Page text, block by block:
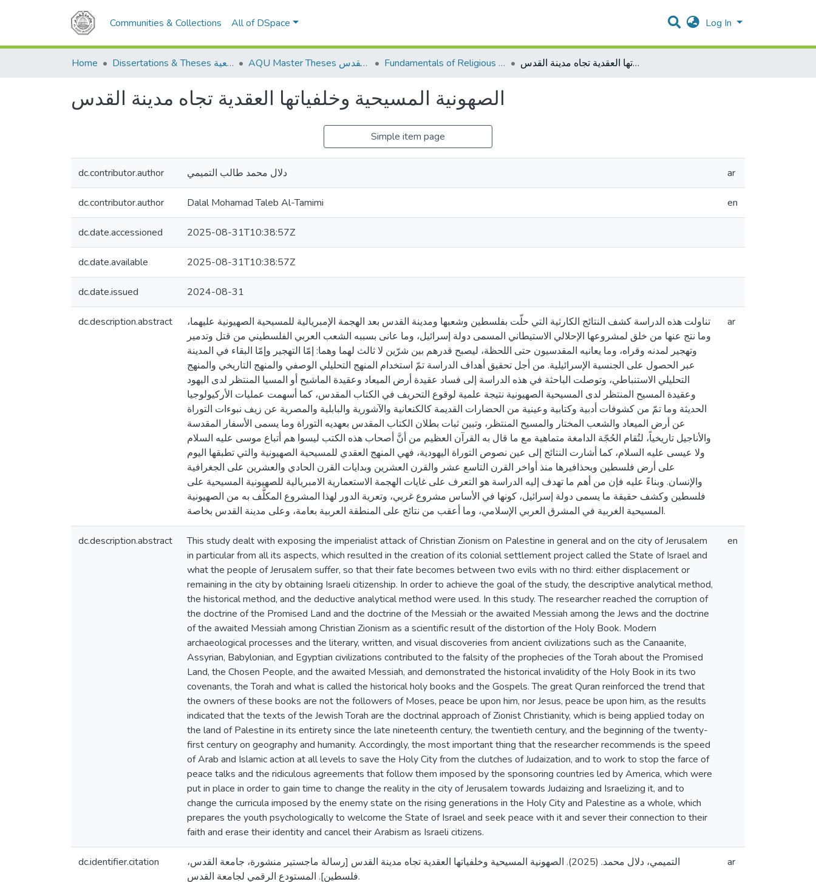
Communities & Collections All of DSpace Log In
Home Dissertations & Theses الرسائل الجامعية AQU Master Theses الرسائل الجامعية الخاصة بجامعة القدس Fundamentals of Religious أصول الدين الصهونية المسيحية وخلفياتها العقدية تجاه مدينة القدس
الصهونية المسيحية وخلفياتها العقدية تجاه مدينة القدس
Simple item page
dc.contributor.author دلال محمد طالب التميمي ar
dc.contributor.author Dalal Mohamad Taleb Al-Tamimi en
dc.date.accessioned 2025-08-31T10:38:57Z
dc.date.available 2025-08-31T10:38:57Z
dc.date.issued 2024-08-31
dc.description.abstract
تناولت هذه الدراسة كشف النتائج الكارثية التي حلّت بفلسطين وشعبها ومدينة القدس بعد الهجمة الإمبريالية للمسيحية الصهيونية عليهما،
وما نتج عنها من خلق لمشروعها الإحلالي الاستيطاني المسمى دولة إسرائيل، وما عانى بسببه الشعب العربي الفلسطيني من قتل وتدمير
وتهجير لمدنه وقراه، وما يعانيه المقدسيون حتى اللحظة، ليصبح قدرهم بين شرّين لا ثالث لهما وهما: إمّا التهجير وإمّا البقاء في المدينة
عبر الحصول على الجنسية الإسرائيلية. من أجل تحقيق أهداف الدراسة تمّ استخدام المنهج التحليلي الوصفي والمنهج التاريخي والمنهج
التحليلي الاستنباطي، وتوصلت الباحثة في هذه الدراسة إلى فساد عقيدة أرض الميعاد وعقيدة الماشيح أو المسيا المنتظر لدى اليهود
وعقيدة المسيح المنتظر لدى المسيحية الصهيونية نتيجة علمية لوقوع التحريف في الكتاب المقدس، كما أسهمت عمليات الأركيولوجيا
الحديثة وما تمّ من كشوفات أدبية وكتابية وعينية من الحضارات القديمة كالكنعانية والآشورية والبابلية والمصرية عن زيف نبوءات التوراة
عن أرض الميعاد والشعب المختار والمسيح المنتظر، وتبين ثبات بطلان الكتاب المقدس بعهديه التوراة وما يسمى الأسفار المقدسة
والأناجيل تاريخياً، لتُقام الحُجّة الدامغة متماهية مع ما قال به القرآن العظيم من أنَّ أصحاب هذه الكتب ليسوا هم أتباع موسى عليه السلام
ولا عيسى عليه السلام، كما أشارت النتائج إلى عين نصوص التوراة اليهودية، فهي المنهج العقدي للمسيحية الصهيونية والتي تطبقها اليوم
على أرض فلسطين وبحذافيرها منذ أواخر القرن التاسع عشر والقرن العشرين وبدايات القرن الحادي والعشرين على الجغرافية
والإنسان. وبناءً عليه فإن من أهم ما تهدف إليه الدراسة هو التعرف على غايات الهجمة الاستعمارية الامبريالية للصهيونية المسيحية على
فلسطين وكشف حقيقة ما يسمى دولة إسرائيل، كونها في الأساس مشروع غربي، وتعرية الدور لهذا المشروع المكلَّف به من الصهيونية
المسيحية الغربية في المشرق العربي الإسلامي، وما أعقب من نتائج على المنطقة العربية بعامة، وعلى مدينة القدس بخاصة.
ar
dc.description.abstract
This study dealt with exposing the imperialist attack of Christian Zionism on Palestine in general and on the city of Jerusalem
in particular from all its aspects, which resulted in the creation of its colonial settlement project called the State of Israel and
what the people of Jerusalem suffer, so that their fate becomes between two evils with no third: either displacement or
remaining in the city by obtaining Israeli citizenship. In order to achieve the goal of the study, the descriptive analytical method,
the historical method, and the deductive analytical method were used. In this study. The researcher reached the corruption of
the doctrine of the Promised Land and the doctrine of the Messiah or the awaited Messiah among the Jews and the doctrine
of the awaited Messiah among Christian Zionism as a scientific result of the distortion of the Holy Book. Modern
archaeological processes and the literary, written, and visual discoveries from ancient civilizations such as the Canaanite,
Assyrian, Babylonian, and Egyptian civilizations contributed to the falsity of the prophecies of the Torah about the Promised
Land, the Chosen People, and the awaited Messiah, and demonstrated the historical invalidity of the Holy Book in its two
covenants, the Torah and what is called the historical holy books and the Gospels. The great Quran reinforced the trend that
the owners of these books are not the followers of Moses, peace be upon him, nor Jesus, peace be upon him, as the results
indicated that the texts of the Jewish Torah are the doctrinal approach of Zionist Christianity, which is being applied today on
the land of Palestine in its entirety since the late nineteenth century, the twentieth century, and the beginning of the twenty-
first century on geography and humanity. Accordingly, the most important thing that the researcher recommends is the speed
of Arab and Islamic action at all levels to save the Holy City from the clutches of Judaization, and to work to stop the farce of
peace talks and the ridiculous agreements that follow them imposed by the sponsoring countries led by America, which were
put in place in order to gain time to change the reality in the city of Jerusalem towards Judaizing and Israelizing it, and to
change the curricula imposed by the enemy state on the rising generations in the Holy City and Palestine as a whole, which
prepares the youth psychologically to welcome the State of Israel and seek peace with it and sever their connection to their
faith and erase their identity and cancel their Arabism as Israeli citizens.
en
dc.identifier.citation
التميمي، دلال محمد. (2025). الصهونية المسيحية وخلفياتها العقدية تجاه مدينة القدس [رسالة ماجستير منشورة، جامعة القدس،
فلسطين]. المستودع الرقمي لجامعة القدس.
ar